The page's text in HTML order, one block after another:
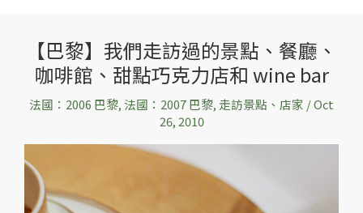
【巴黎】我們走訪過的景點、餐廳、
咖啡館、甜點巧克力店和 wine bar
法國：2006 巴黎, 法國：2007 巴黎, 走訪景點、店家 /Oct
26, 2010
【巴
黎】
們
訪
過
的